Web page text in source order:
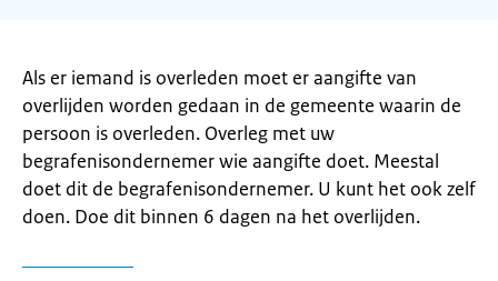
Als er iemand is overleden moet er aangifte van
overlijden worden gedaan in de gemeente waarin de
persoon is overleden. Overleg met uw
begrafenisondernemer wie aangifte doet. Meestal
doet dit de begrafenisondernemer. U kunt het ook zelf
doen. Doe dit binnen 6 dagen na het overlijden.